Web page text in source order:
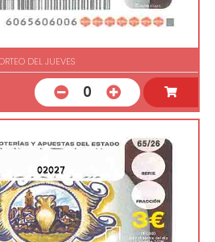
DEL JUEVES
0
02027